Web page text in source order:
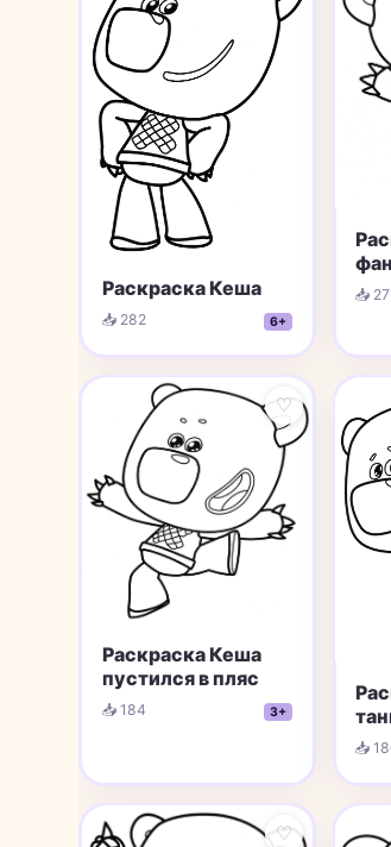
Раскраска Кеша
📥 282 6+
📥
♡
Раскраска Кеша
пустился в пляс
📥 184 3+
📥
♡